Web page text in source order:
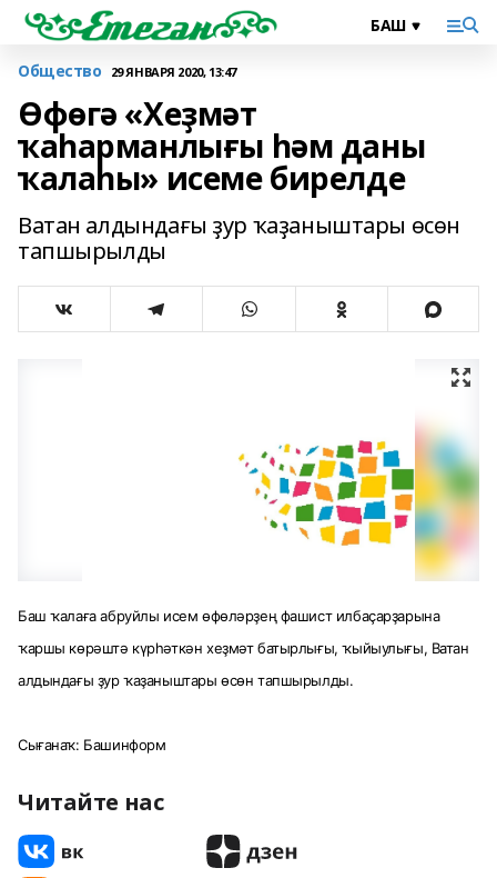
Общество 29 ЯНВАРЯ 2020, 13:47
Өфөгә «Хеҙмәт
ҡаһарманлығы һәм даны
ҡалаһы» исеме бирелде
Ватан алдындағы ҙур ҡаҙаныштары өсөн
тапшырылды
Баш ҡалаға абруйлы исем өфөләрҙең фашист илбаҫарҙарына
ҡаршы көрәштә күрһәткән хеҙмәт батырлығы, ҡыйыулығы, Ватан
алдындағы ҙур ҡаҙаныштары өсөн тапшырылды.
Сығанаҡ: Башинформ
Читайте нас